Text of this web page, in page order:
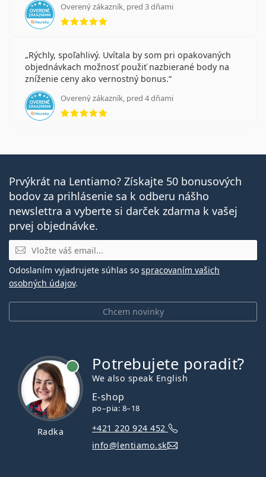
Overený zákazník, pred 3 dňami
hodnotenie 5 z 5
Rýchly, spoľahlivý. Uvítala by som pri opakovaných
objednávkach možnosť použiť nazbierané body na
zníženie ceny ako vernostný bonus.
Overený zákazník, pred 4 dňami
hodnotenie 5 z 5
Prvýkrát na Lentiamo? Získajte 50 bonusových
bodov za prihlásenie sa k odberu nášho
newslettra a vyberte si darček zdarma k vašej
prvej objednávke.
E-mail
Chcem novinky
Odoslaním vyjadrujete súhlas so spracovaním vašich
osobných údajov.
Radka
Potrebujete poradiť?
We also speak English
E-shop
po–pia: 8–18
+421 220 924 452
info@lentiamo.sk